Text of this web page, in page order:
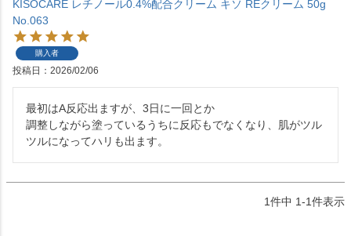
KISOCARE レチノール0.4%配合クリーム キソ REクリーム 50g
No.063
購入者
投稿日 2026/02/06
最初はA反応出ますが、3日に一回とか
調整しながら塗っているうちに反応もでなくなり、肌がツル
ツルになってハリも出ます。
1件中 1-1件表示